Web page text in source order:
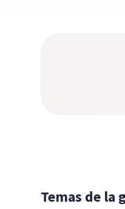
Temas de la